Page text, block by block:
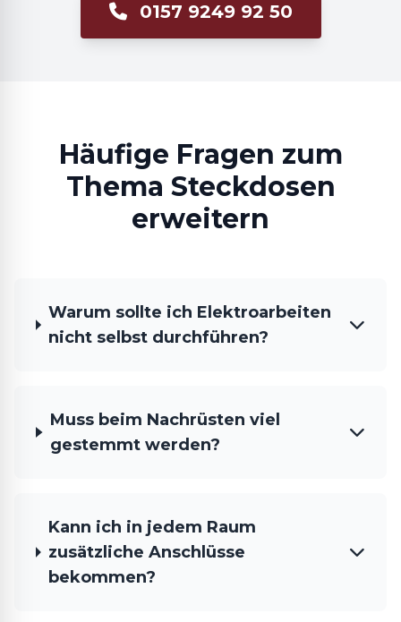
0157 9249 92 50
Häufige Fragen zum
Thema Steckdosen
erweitern
Warum sollte ich Elektroarbeiten
nicht selbst durchführen?
Muss beim Nachrüsten viel
gestemmt werden?
Kann ich in jedem Raum
zusätzliche Anschlüsse
bekommen?